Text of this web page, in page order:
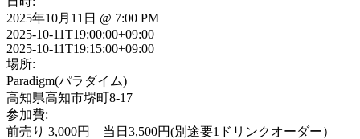
2025年10月11日 @ 7:00 PM
2025-10-11T19:00:00+09:00
2025-10-11T19:15:00+09:00
場所:
Paradigm(パラダイム)
高知県高知市堺町8-17
参加費:
前売り 3,000円 当日3,500円(別途要1ドリンクオーダー）